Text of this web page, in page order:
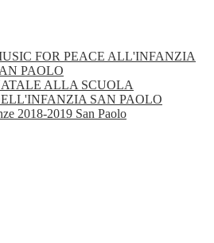
FOR PEACE ALL'INFANZIA
PAOLO
ALLA SCUOLA
SAN PAOLO
2018-2019 San Paolo